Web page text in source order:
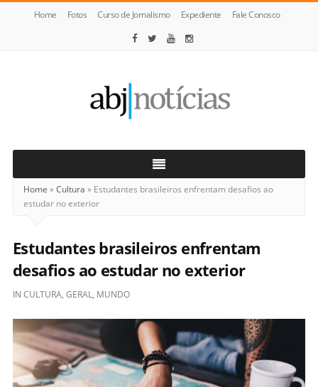
Home Fotos Curso de Jornalismo Expediente Fale Conosco
Notícias
Home »Cultura » Estudantes brasileiros enfrentam desafios ao
estudar no exterior
Estudantes brasileiros enfrentam
desafios ao estudar no exterior
IN CULTURA, GERAL, MUNDO